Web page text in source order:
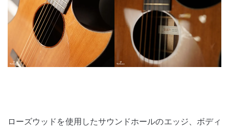
ローズウッドを使用したサウンドホールのエッジ、ボディ